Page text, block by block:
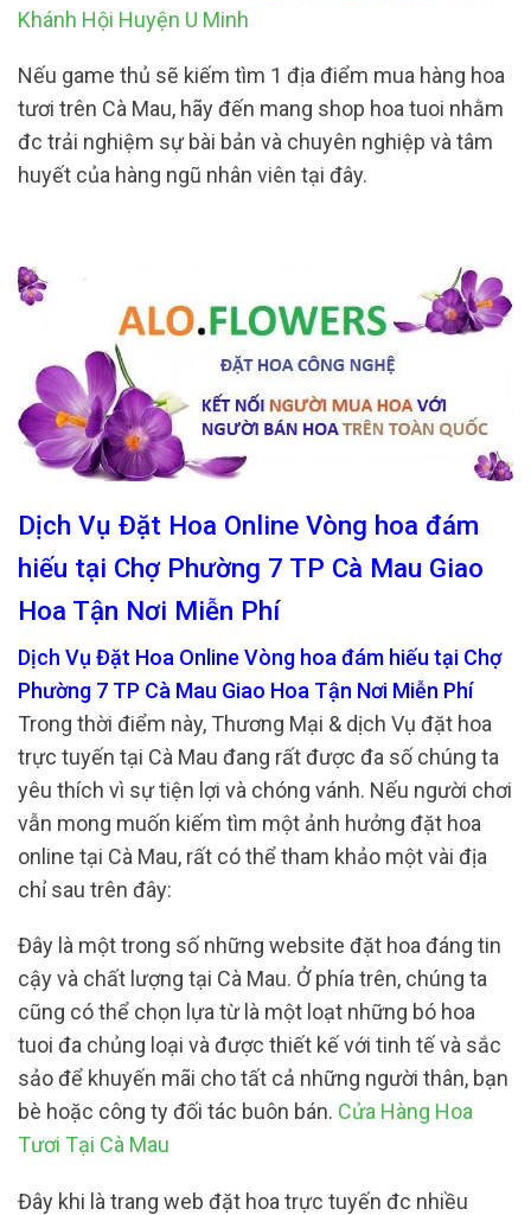
Khánh Hội Huyện U Minh
Nếu game thủ sẽ kiếm tìm 1 địa điểm mua hàng hoa
tươi trên Cà Mau, hãy đến mang shop hoa tuoi nhằm
đc trải nghiệm sự bài bản và chuyên nghiệp và tâm
huyết của hàng ngũ nhân viên tại đây.
Dịch Vụ Đặt Hoa Online Vòng hoa đám
hiếu tại Chợ Phường 7 TP Cà Mau Giao
Hoa Tận Nơi Miễn Phí
Dịch Vụ Đặt Hoa Online Vòng hoa đám hiếu tại Chợ
Phường 7 TP Cà Mau Giao Hoa Tận Nơi Miễn Phí
Trong thời điểm này, Thương Mại & dịch Vụ đặt hoa
trực tuyến tại Cà Mau đang rất được đa số chúng ta
yêu thích vì sự tiện lợi và chóng vánh. Nếu người chơi
vẫn mong muốn kiếm tìm một ảnh hưởng đặt hoa
online tại Cà Mau, rất có thể tham khảo một vài địa
chỉ sau trên đây:
Đây là một trong số những website đặt hoa đáng tin
cậy và chất lượng tại Cà Mau. Ở phía trên, chúng ta
cũng có thể chọn lựa từ là một loạt những bó hoa
tuoi đa chủng loại và được thiết kế với tinh tế và sắc
sảo để khuyến mãi cho tất cả những người thân, bạn
bè hoặc công ty đối tác buôn bán. Cửa Hàng Hoa
Tươi Tại Cà Mau
Đây khi là trang web đặt hoa trực tuyến đc nhiều